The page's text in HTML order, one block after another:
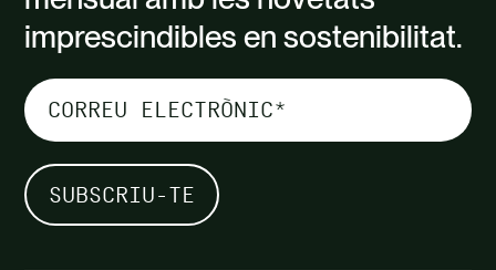
imprescindibles en sostenibilitat.